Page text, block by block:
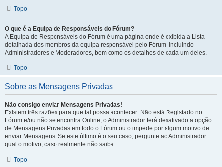
Topo
O que é a Equipa de Responsáveis do Fórum?
A Equipa de Responsáveis do Fórum é uma página onde é exibida a Lista
detalhada dos membros da equipa responsável pelo Fórum, incluindo
Administradores e Moderadores, bem como os detalhes de cada um deles.
Topo
Sobre as Mensagens Privadas
Não consigo enviar Mensagens Privadas!
Existem três razões para que tal possa acontecer: Não está Registado no
Fórum e/ou não se encontra Online, o Administrador terá desativado a opção
de Mensagens Privadas em todo o Fórum ou o impede por algum motivo de
enviar Mensagens. Se este último é o seu caso, pergunte ao Administrador
qual o motivo, caso realmente não saiba.
Topo